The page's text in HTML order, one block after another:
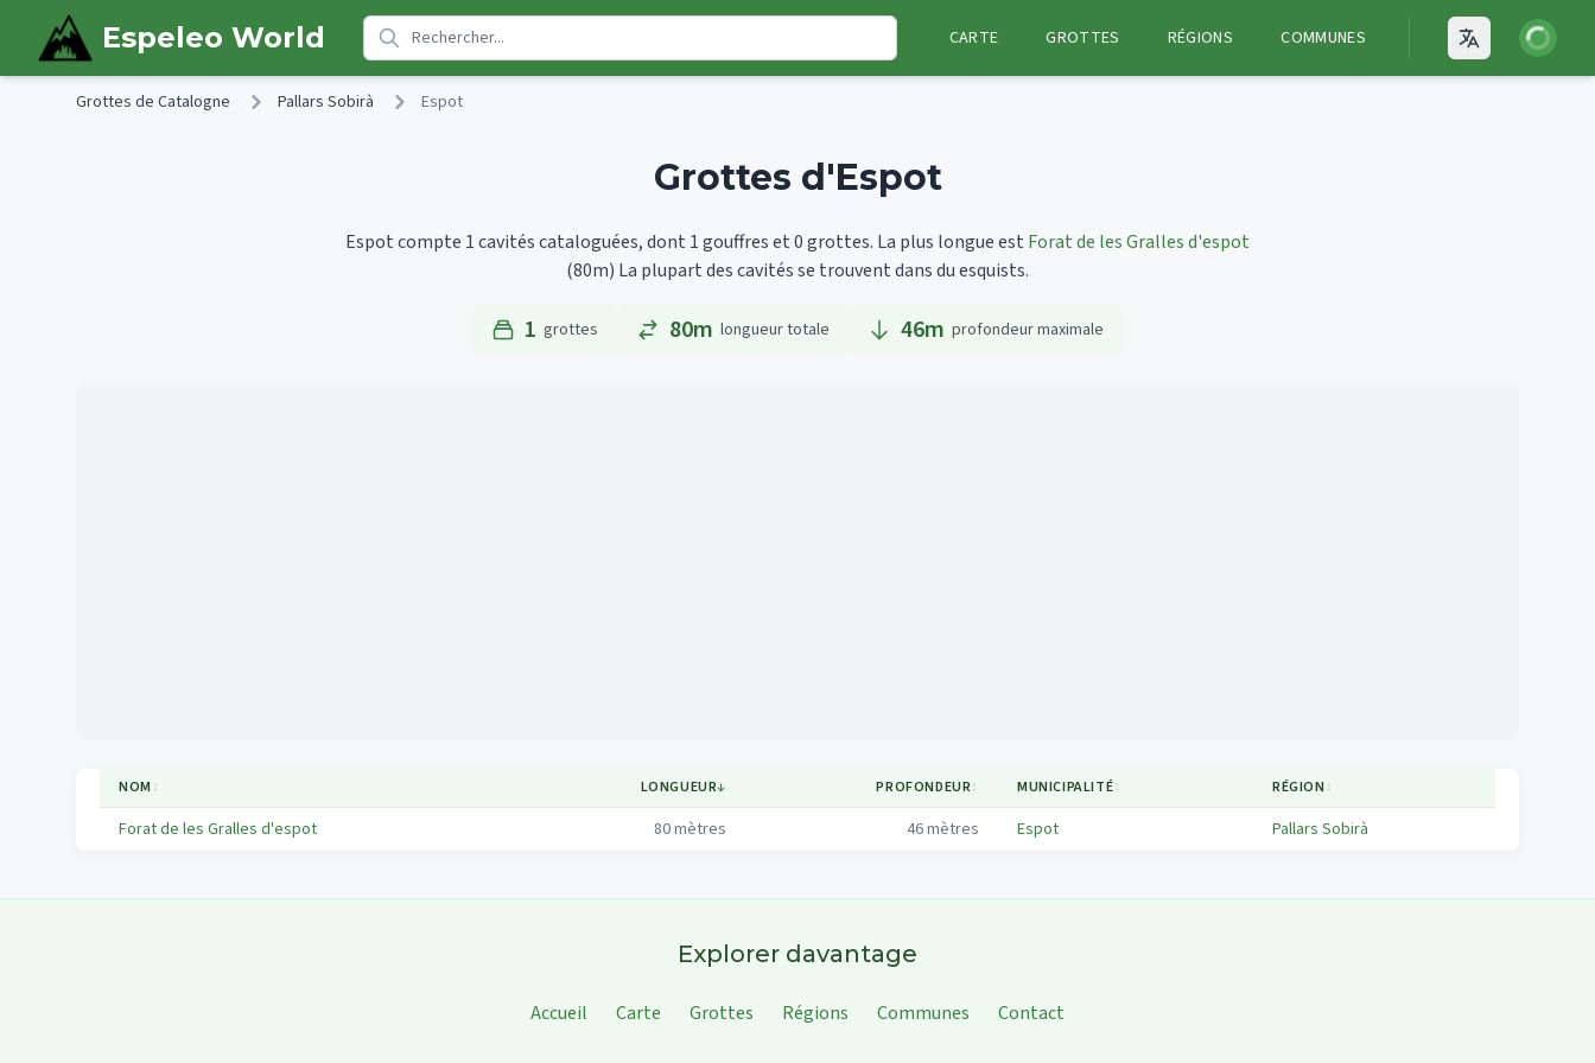
Skip to main content
Espeleo World CARTE GROTTES RÉGIONS COMMUNES Open
Connexion
Grottes de Catalogne Pallars Sobirà Espot
Grottes d'Espot
Espot compte 1 cavités cataloguées, dont 1 gouffres et 0 grottes. La plus longue est Forat de les Gralles d'espot
(80m) La plupart des cavités se trouvent dans du esquists.
1 grottes 80m longueur totale 46m profondeur maximale
NOM ↕ LONGUEUR↓ PROFONDEUR↕ MUNICIPALITÉ↕ RÉGION ↕
Forat de les Gralles d'espot 80mètres 46mètres Espot Pallars Sobirà
Explorer davantage
Accueil Carte Grottes Régions Communes Contact